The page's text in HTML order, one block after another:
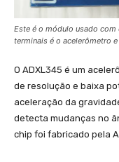
Este é o módulo usado
terminais é o acelerômetro
O ADXL345 é um
de resolução e baixa
aceleração da
detecta mudanças no
chip foi fabricado pela